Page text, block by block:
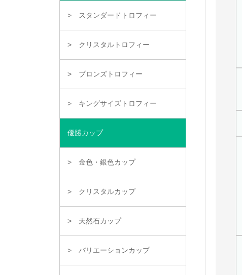
スタンダードトロフィー
クリスタルトロフィー
ブロンズトロフィー
キングサイズトロフィー
優勝カップ
金色・銀色カップ
クリスタルカップ
天然石カップ
バリエーションカップ